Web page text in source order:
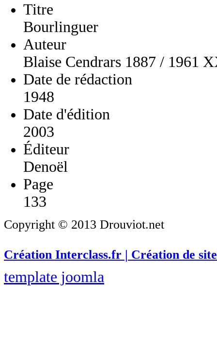
Titre
Bourlinguer
Auteur
Blaise Cendrars 1887 / 1961
Date de rédaction
1948
Date d'édition
2003
Éditeur
Denoël
Page
133
Copyright © 2013 Drouviot.net
Création Interclass.fr | Création de
template joomla